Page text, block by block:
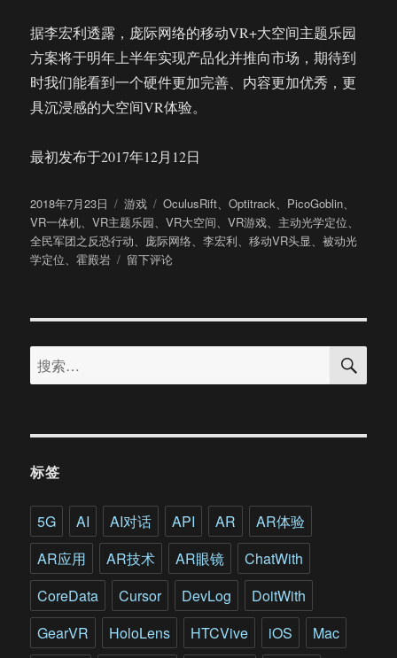
据李宏利透露，庞际网络的移动VR+大空间主题乐园
方案将于明年上半年实现产品化并推向市场，期待到
时我们能看到一个硬件更加完善、内容更加优秀，更
具沉浸感的大空间VR体验。
最初发布于2017年12月12日
发
布
于
2018年7月23日
分
类
游戏
标
签
OculusRift、Optitrack、 PicoGoblin、
VR一体机、VR主题乐园、VR大空间、VR游戏、 主动光学定位、
全民军团之反恐行动、 庞际网络、李宏利、移动VR头显、被动光
学定位、霍殿岩
于
体
结
光
头
显
也
能
搞
大
空
间
留下评论
搜
索：
搜
标签
5G AI AI对话 API AR
AR体验
AR应用
AR技术 AR眼镜
ChatWith
CoreData
Cursor DevLog
DoitWith
GearVR
HoloLens HTCVive iOS
Mac